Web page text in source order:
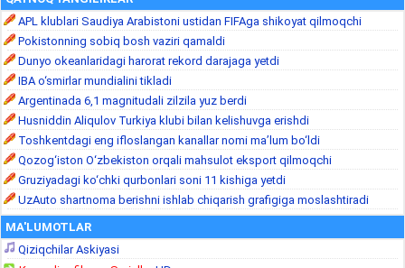
APL klublari Saudiya Arabistoni ustidan FIFAga shikoyat qilmoqchi
Pokistonning sobiq bosh vaziri qamaldi
Dunyo okeanlaridagi harorat rekord darajaga yetdi
IBA o‘smirlar mundialini tikladi
Argentinada 6,1 magnitudali zilzila yuz berdi
Husniddin Aliqulov Turkiya klubi bilan kelishuvga erishdi
Toshkentdagi eng ifloslangan kanallar nomi ma’lum bo‘ldi
Qozog‘iston O‘zbekiston orqali mahsulot eksport qilmoqchi
Gruziyadagi ko‘chki qurbonlari soni 11 kishiga yetdi
UzAuto shartnoma berishni ishlab chiqarish grafigiga moslashtiradi
MA'LUMOTLAR
Qiziqchilar Askiyasi